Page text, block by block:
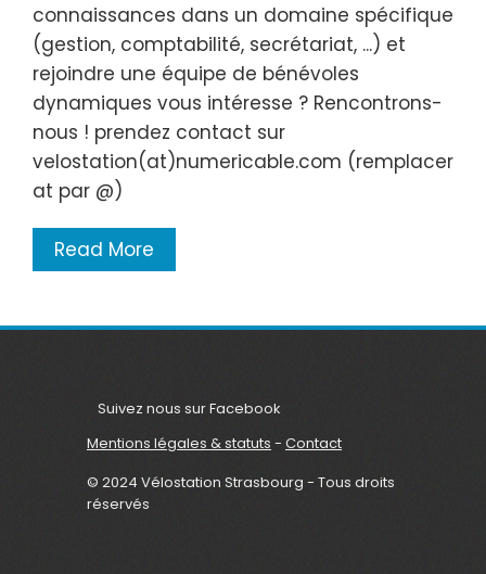
connaissances dans un domaine spécifique
(gestion, comptabilité, secrétariat, ...) et
rejoindre une équipe de bénévoles
dynamiques vous intéresse ? Rencontrons-
nous ! prendez contact sur
velostation(at)numericable.com (remplacer
at par @)
Read More
Suivez nous sur Facebook
Mentions légales & statuts - Contact
© 2024 Vélostation Strasbourg - Tous droits
réservés